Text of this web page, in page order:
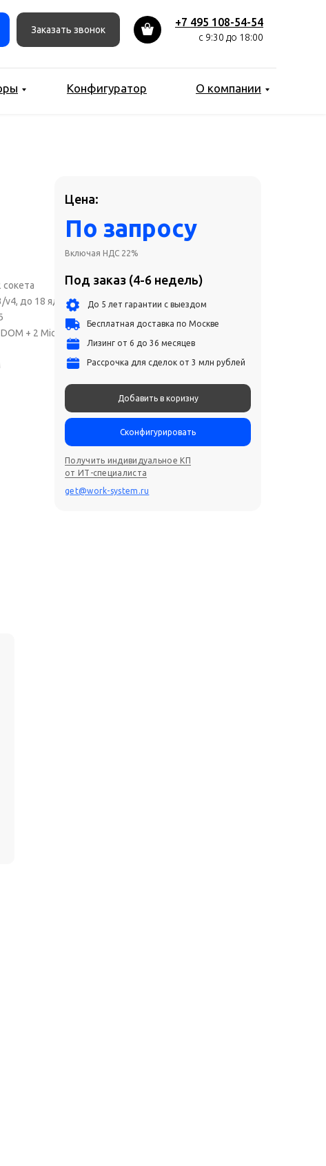
+7 495 108-54-54
с 9:30 до 18:00
Заказать звонок
Конфигуратор О компании
Цена:
Под заказ (4-6 недель)
По запросу
Включая НДС 22%
До 5 лет гарантии с выездом
Получить индивидуальное КП
от ИТ-специалиста
get@work-system.ru
Бесплатная доставка по Москве
Лизинг от 6 до 36 месяцев
Рассрочка для сделок от 3 млн рублей
Добавить в коризну
Сконфигурировать
v4, до 18 ядер
+ 2 Micro-SD
get@work-system.ru
Бесплатная доставка по Москве
Лизинг от 6 до 36 месяцев